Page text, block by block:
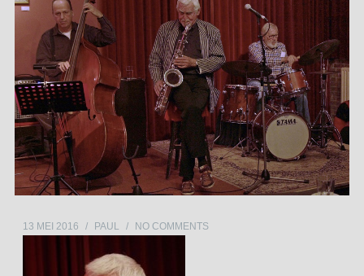
13 MEI 2016 / PAUL / NO COMMENTS